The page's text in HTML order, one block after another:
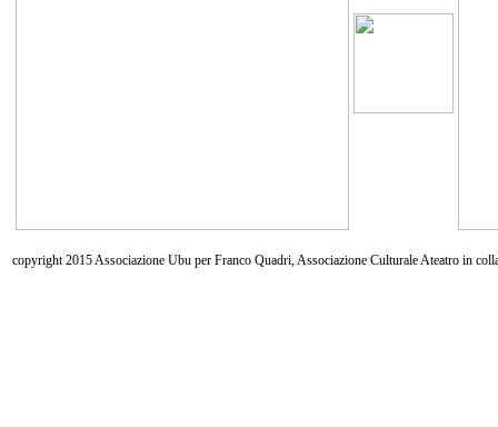
copyright 2015 Associazione Ubu per Franco Quadri, Associazione Culturale Ateatro in